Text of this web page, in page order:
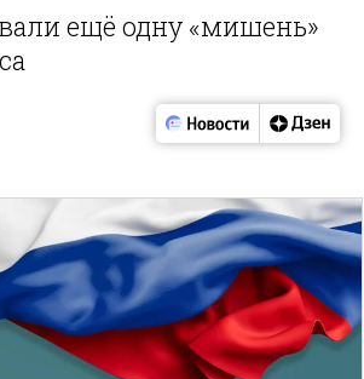
ещё одну «мишень»